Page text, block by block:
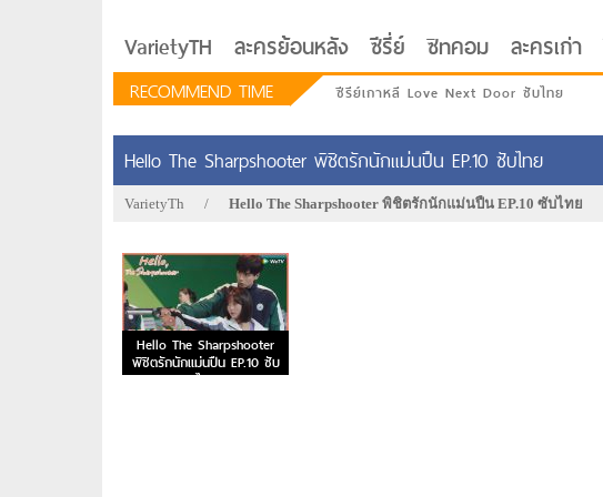
VarietyTH ละครย้อนหลัง ซีรี่ย์ ซิทคอม ละครเก่า
RECOMMEND TIME ซีรีย์เกาหลี Love Next Door ซับไทย
Hello The Sharpshooter พิชิตรักนักแม่นปืน EP.10 ซับไทย
VarietyTh / Hello The Sharpshooter พิชิตรักนักแม่นปืน EP.10 ซับไทย
Hello The Sharpshooter
พิชิตรักนักแม่นปืน EP.10 ซับ
ไทย